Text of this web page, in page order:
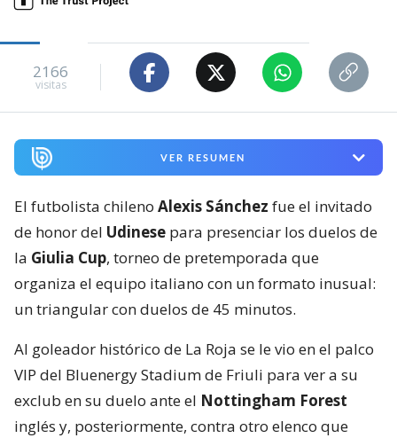
2166
visitas
VER RESUMEN
El futbolista chileno Alexis Sánchez fue el invitado
de honor del Udinese para presenciar los duelos de
la Giulia Cup, torneo de pretemporada que
organiza el equipo italiano con un formato inusual:
un triangular con duelos de 45 minutos.
Al goleador histórico de La Roja se le vio en el palco
VIP del Bluenergy Stadium de Friuli para ver a su
exclub en su duelo ante el Nottingham Forest
inglés y, posteriormente, contra otro elenco que